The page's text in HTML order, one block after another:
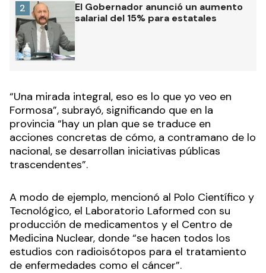
El Gobernador anunció un aumento
salarial del 15% para estatales
2
“Una mirada integral, eso es lo que yo veo en
Formosa”, subrayó, significando que en la
provincia “hay un plan que se traduce en
acciones concretas de cómo, a contramano de lo
nacional, se desarrollan iniciativas públicas
trascendentes”.
A modo de ejemplo, mencionó al Polo Científico y
Tecnológico, el Laboratorio Laformed con su
producción de medicamentos y el Centro de
Medicina Nuclear, donde “se hacen todos los
estudios con radioisótopos para el tratamiento
de enfermedades como el cáncer”.